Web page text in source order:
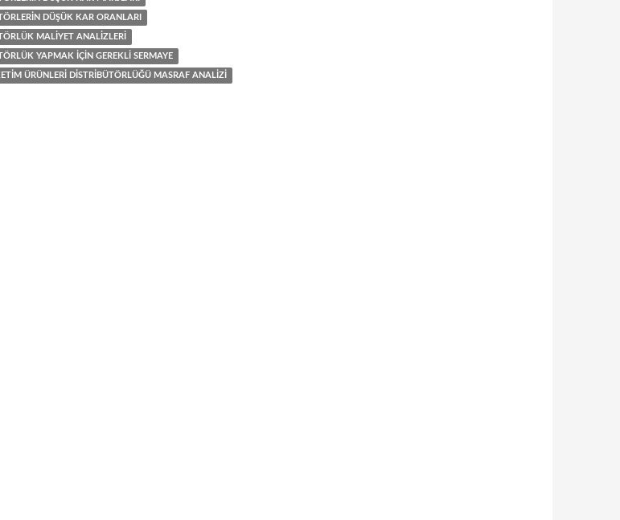
DÜŞÜK KAR ORANLARI
MALIYET ANALIZLERI
YAPMAK IÇIN GEREKLI SERMAYE
ÜRÜNLERI DISTRIBÜTÖRLÜĞÜ MASRAF ANALIZI